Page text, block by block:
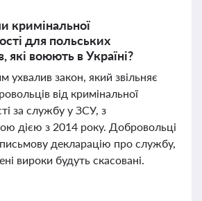
кримінальної
для польських
які воюють в Україні?
ухвалив закон, який звільняє
від кримінальної
за службу у ЗСУ, з
дією з 2014 року. Добровольці
декларацію про службу,
вироки будуть скасовані.